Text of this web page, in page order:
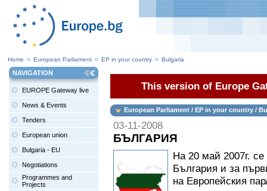
Home European Parliament EP in your country Bulgaria
NAVIGATION
EUROPE Gateway live
News & Events
Tenders
European union
Bulgaria - EU
Negotiations
Programmes and
Projects
This version of Europe
European Parliament / EP in your country /
03-11-2008
БЪЛГАРИЯ
На 20 май 2007г.
България и за
на Европейския